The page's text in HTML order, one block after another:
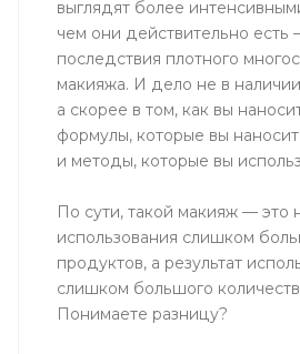
выглядят более
чем они действительно есть
последствия плотного
макияжа. И дело не в
а скорее в том, как вы
формулы, которые вы
и методы, которые вы
По сути, такой макияж — это
использования слишком
продуктов, а результат
слишком большого
Понимаете разницу?